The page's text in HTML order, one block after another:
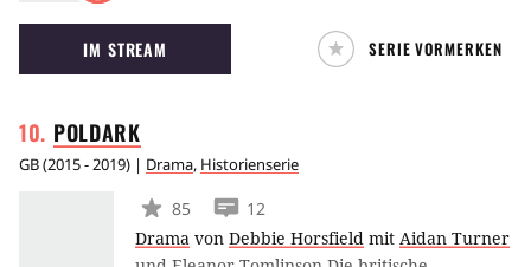
mit diesen Faktoren wird in dieser
erfolgreichen Fernsehserie die Geschichte des
Zweiten Weltkrieges neu geschrieben. Das
der Zuschauer. Vor allem bei dem jüngeren
Publikum hat sich diese Comedy-Serie um den
tölpelhaften Bewacher eine feste Fangemeinde
erobert.
IM STREAM SERIE VORMERKEN
POLDARK
GB(2015 - 2019) | Drama, Historienserie
85
12
Drama von Debbie Horsfield mit Aidan Turner